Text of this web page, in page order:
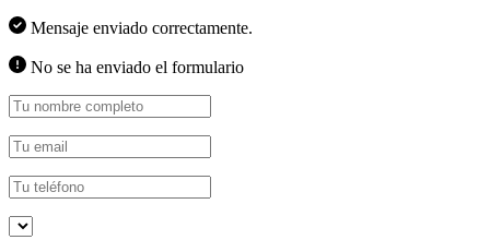
Mensaje enviado correctamente.
No se ha enviado el formulario